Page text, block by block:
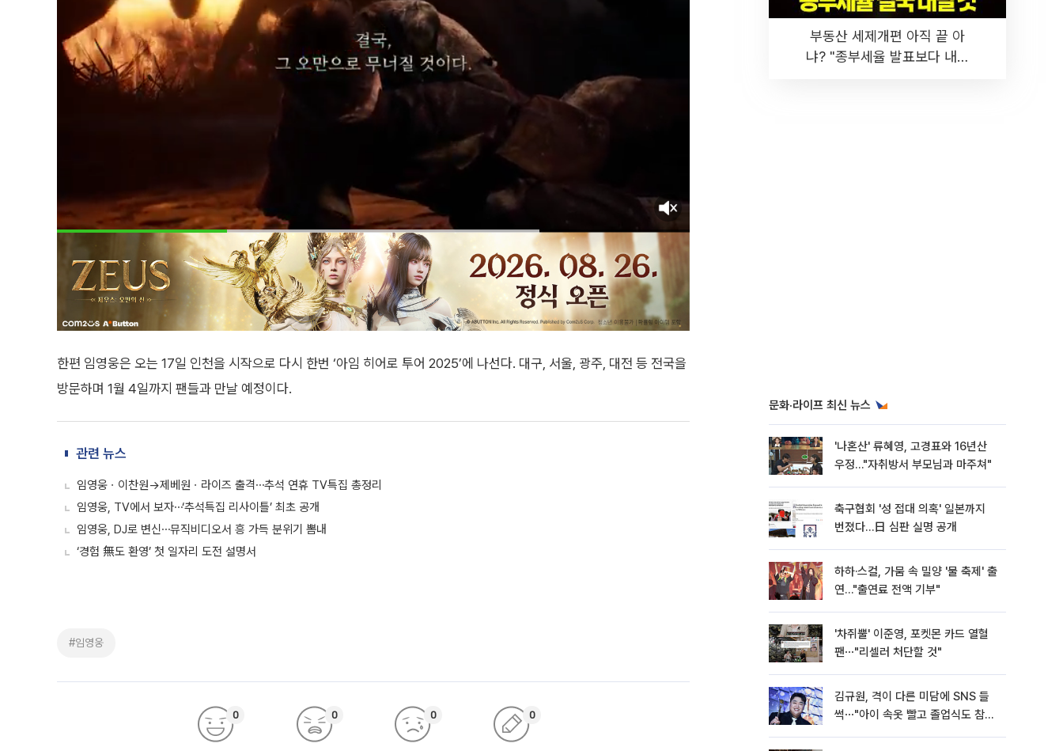
한편 임영웅은 오는 17일 인천을 시작으로 다시 한번 ‘아임 히어로 투어 2025’에 나선다. 대구, 서울, 광주, 대전 등 전국을
방문하며 1월 4일까지 팬들과 만날 예정이다.
관련 뉴스
임영웅ㆍ이찬원→제베원ㆍ라이즈 출격⋯추석 연휴 TV특집 총정리
임영웅, TV에서 보자⋯‘추석특집 리사이틀’ 최초 공개
임영웅, DJ로 변신⋯뮤직비디오서 흥 가득 분위기 뽐내
‘경험 無도 환영’ 첫 일자리 도전 설명서
#임영웅
0 0 0 0
부동산 세제개편 아직 끝 아
냐? "종부세율 발표보다 내릴
문화·라이프 최신 뉴스
'나혼산' 류혜영, 고경표와 16년산
우정…"자취방서 부모님과 마주쳐"
축구협회 '성 접대 의혹' 일본까지
번졌다…日 심판 실명 공개
하하·스컬, 가뭄 속 밀양 '물 축제' 출
연…"출연료 전액 기부"
'차쥐뿔' 이준영, 포켓몬 카드 열혈
팬⋯"리셀러 처단할 것"
김규원, 격이 다른 미담에 SNS 들
썩⋯"아이 속옷 빨고 졸업식도 참